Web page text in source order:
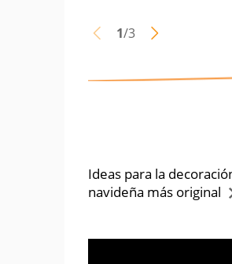
1/3
Ideas para la
navideña más original